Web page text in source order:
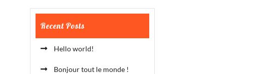
Recent Posts
Hello world!
Bonjour tout le monde !